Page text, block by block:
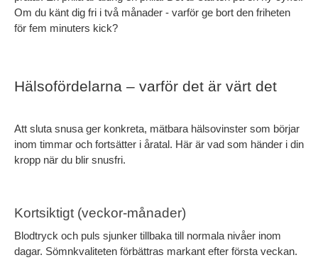
Om du känt dig fri i två månader - varför ge bort den friheten
för fem minuters kick?
Hälsofördelarna – varför det är värt det
Att sluta snusa ger konkreta, mätbara hälsovinster som börjar
inom timmar och fortsätter i åratal. Här är vad som händer i din
kropp när du blir snusfri.
Kortsiktigt (veckor-månader)
Blodtryck och puls sjunker tillbaka till normala nivåer inom
dagar. Sömnkvaliteten förbättras markant efter första veckan.